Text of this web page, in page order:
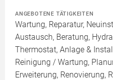
ANGEBOTENE TÄTIGKEITEN
Wartung, Reparatur,
Austausch, Beratung,
Thermostat, Anlage &
Reinigung / Wartung,
Erweiterung, Renovierung,